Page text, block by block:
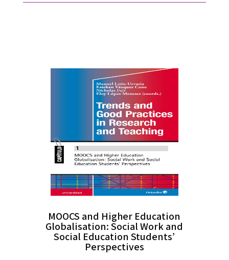
MOOCS and Higher Education
Globalisation: Social Work and
Social Education Students’
Perspectives